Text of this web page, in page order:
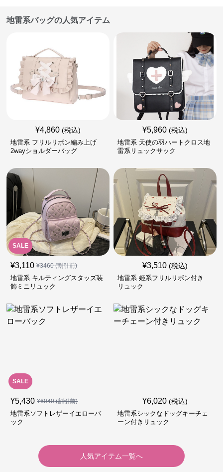
地雷系バッグの人気アイテム
¥4,860 (税込)
地雷系 フリルリボン編み上げ
2wayショルダーバッグ
¥5,960 (税込)
地雷系 天使の羽ハートクロス地
雷系リュックサック
SALE
¥3,110 ¥3460(割引前)
地雷系 キルティングスタッズ装
飾ミニリュック
¥3,510 (税込)
地雷系 姫系フリルリボン付き
リュック
SALE
¥5,430 ¥6040(割引前)
地雷系ソフトレザーイエローバ
ック
¥6,020 (税込)
地雷系シックなドッグキーチェ
ーン付きリュック
人気アイテム一覧へ